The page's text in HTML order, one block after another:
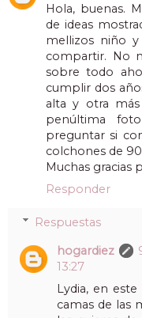
Hola, buenas.
de ideas
mellizos niño
compartir. No
sobre todo
cumplir dos
alta y otra
penúltima
preguntar si
colchones de
Muchas gracias
Responder
Respuestas
hogardiez
13:27
Lydia, en
camas de las